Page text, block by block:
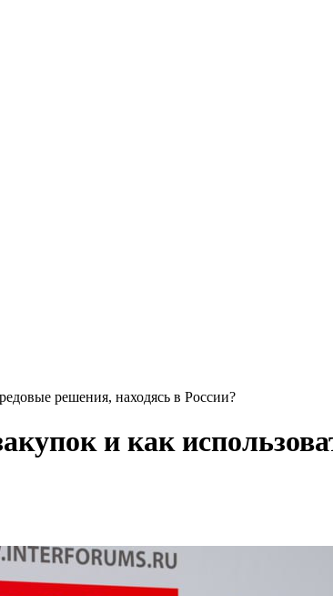
решения, находясь в России?
и как